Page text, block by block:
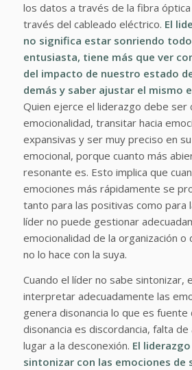
los datos a través de la fibra
través del cableado eléctrico. El
no significa estar sonriendo
entusiasta, tiene más que ver
del impacto de nuestro estado
demás y saber ajustar el mismo
Quien ejerce el liderazgo debe ser
emocionalidad, transitar hacia
expansivas y ser muy preciso en
emocional, porque cuanto más
resonante es. Esto implica que
emociones más rápidamente se
tanto para las positivas como para
líder no puede gestionar
emocionalidad de la organización o
no lo hace con la suya.
Cuando el líder no sabe sintonizar,
interpretar adecuadamente las
genera disonancia lo que es fuente
disonancia es discordancia, falta
lugar a la desconexión. El
sintonizar con las emociones de